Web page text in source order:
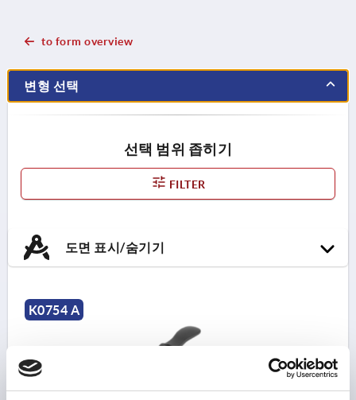
to form overview
변형 선택
선택 범위 좁히기
FILTER
도면 표시/숨기기
K0754 A